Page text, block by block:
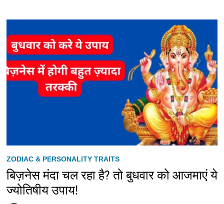
ZODIAC & PERSONALITY TRAITS
बिज़नेस मंदा चल रहा है? तो बुधवार को आजमाएं ये
ज्योतिषीय उपाय!